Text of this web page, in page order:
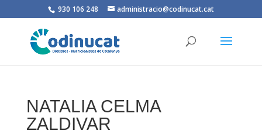
930 106 248 administracio@codinucat.cat
NATALIA CELMA
ZALDIVAR